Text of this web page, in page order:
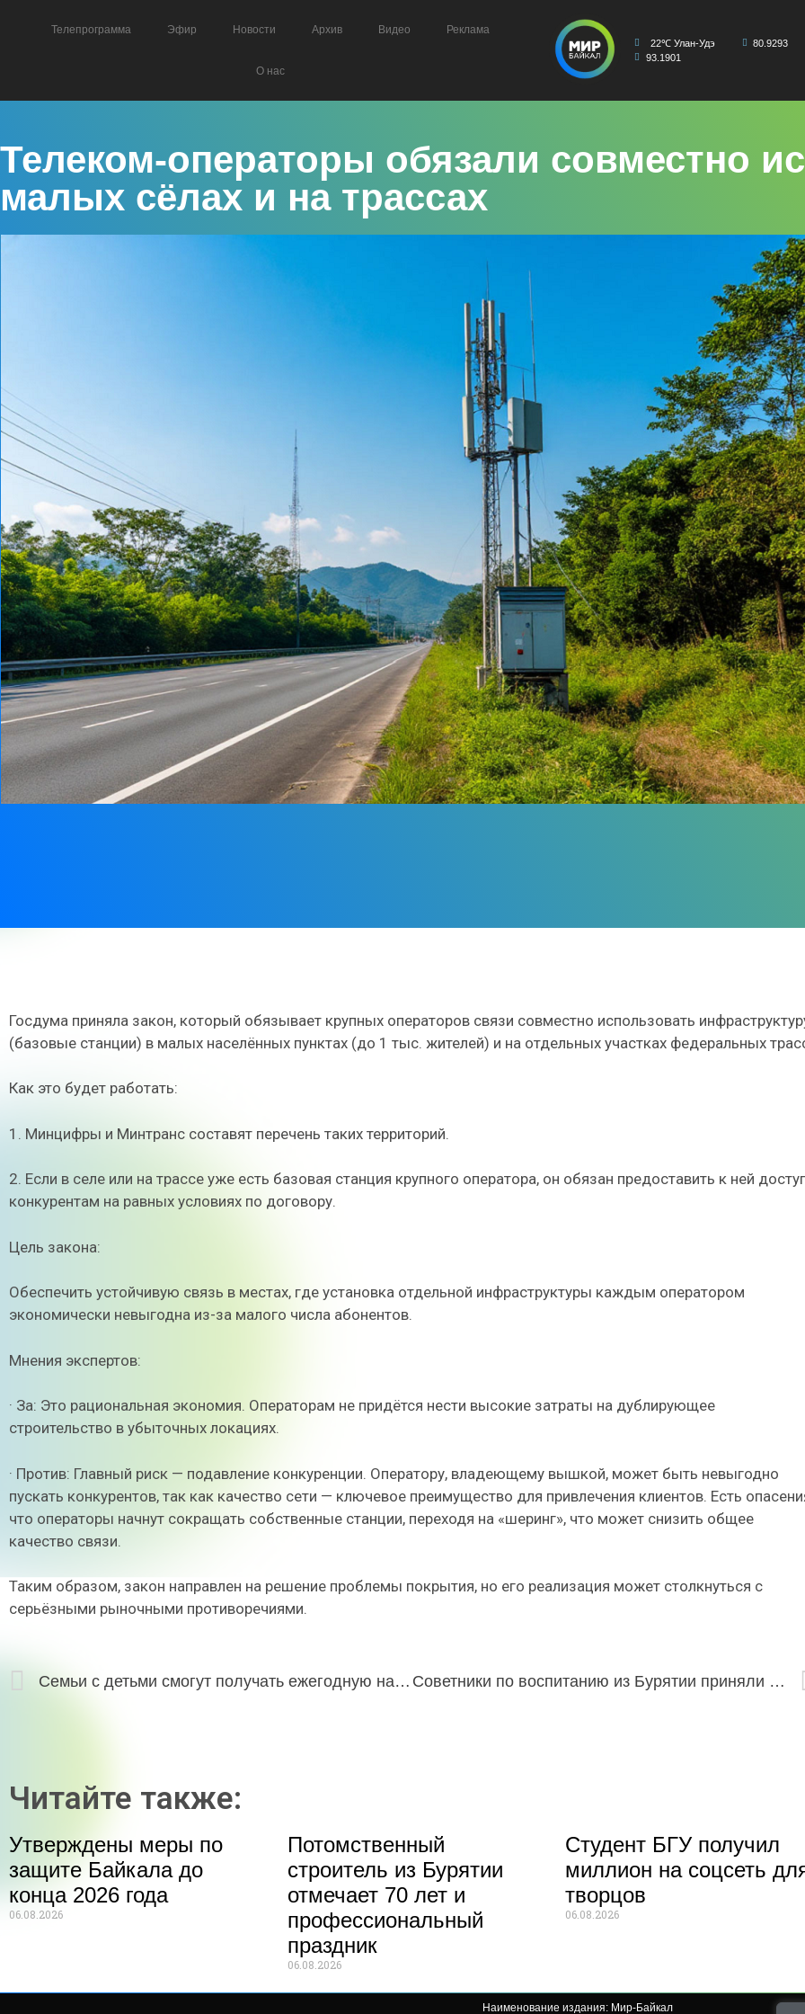
Телепрограмма Эфир Новости Архив Видео Реклама
О нас
22℃ Улан-Удэ
80.9293
93.1901
Телеком-операторы обязали совместно
малых сёлах и на трассах
Госдума приняла закон, который обязывает крупных операторов связи совместно использовать
(базовые станции) в малых населённых пунктах (до 1 тыс. жителей) и на отдельных участках федеральных
Как это будет работать:
1. Минцифры и Минтранс составят перечень таких территорий.
2. Если в селе или на трассе уже есть базовая станция крупного оператора, он обязан предоставить к ней
конкурентам на равных условиях по договору.
Цель закона:
Обеспечить устойчивую связь в местах, где установка отдельной инфраструктуры каждым оператором
экономически невыгодна из-за малого числа абонентов.
Мнения экспертов:
· За: Это рациональная экономия. Операторам не придётся нести высокие затраты на дублирующее
строительство в убыточных локациях.
· Против: Главный риск — подавление конкуренции. Оператору, владеющему вышкой, может быть невыгодно
пускать конкурентов, так как качество сети — ключевое преимущество для привлечения клиентов. Есть
что операторы начнут сокращать собственные станции, переходя на «шеринг», что может снизить общее
качество связи.
Таким образом, закон направлен на решение проблемы покрытия, но его реализация может столкнуться с
серьёзными рыночными противоречиями.
Семьи с детьми смогут получать ежегодную налоговую выплату в 70–100 тысяч рублей Советники по воспитанию из Бурятии приняли участие во всероссийской программе «Формула будущего» в Анапе
Читайте также:
Утверждены меры по
защите Байкала до
конца 2026 года
06.08.2026
Потомственный
строитель из Бурятии
отмечает 70 лет и
профессиональный
праздник
06.08.2026
Студент БГУ получил
миллион на соцсеть
творцов
06.08.2026
Наименование издания: Мир-Байкал